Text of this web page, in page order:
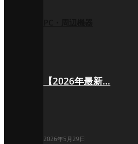
【2026年最新…
2026年5月29日